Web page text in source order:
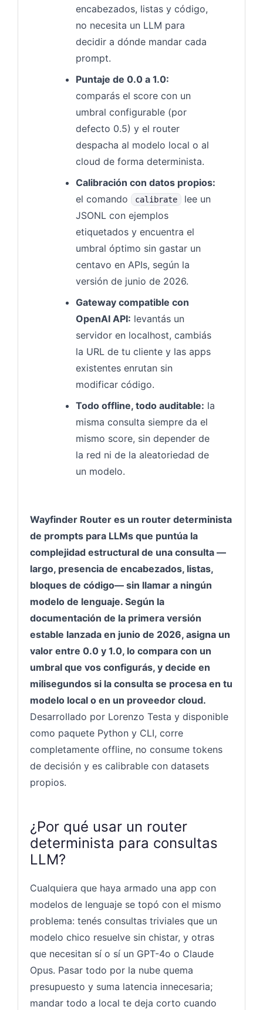
encabezados, listas y código,
no necesita un LLM para
decidir a dónde mandar cada
prompt.
Puntaje de 0.0 a 1.0:
comparás el score con un
umbral configurable (por
defecto 0.5) y el router
despacha al modelo local o al
cloud de forma determinista.
Calibración con datos propios:
el comando
calibrate
lee un
JSONL con ejemplos
etiquetados y encuentra el
umbral óptimo sin gastar un
centavo en APIs, según la
versión de junio de 2026.
Gateway compatible con
OpenAI API: levantás un
servidor en localhost, cambiás
la URL de tu cliente y las apps
existentes enrutan sin
modificar código.
Todo offline, todo auditable: la
misma consulta siempre da el
mismo score, sin depender de
la red ni de la aleatoriedad de
un modelo.
Wayfinder Router es un router determinista
de prompts para LLMs que puntúa la
complejidad estructural de una consulta —
largo, presencia de encabezados, listas,
bloques de código— sin llamar a ningún
modelo de lenguaje. Según la
documentación de la primera versión
estable lanzada en junio de 2026, asigna un
valor entre 0.0 y 1.0, lo compara con un
umbral que vos configurás, y decide en
milisegundos si la consulta se procesa en tu
modelo local o en un proveedor cloud.
Desarrollado por Lorenzo Testa y disponible
como paquete Python y CLI, corre
completamente offline, no consume tokens
de decisión y es calibrable con datasets
propios.
¿Por qué usar un router
determinista para consultas
LLM?
Cualquiera que haya armado una app con
modelos de lenguaje se topó con el mismo
problema: tenés consultas triviales que un
modelo chico resuelve sin chistar, y otras
que necesitan sí o sí un GPT-4o o Claude
Opus. Pasar todo por la nube quema
presupuesto y suma latencia innecesaria;
mandar todo a local te deja corto cuando